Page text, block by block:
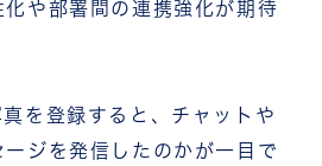
や部署間の連携強化が期待
を登録すると、チャットや
ジを発信したのかが一目で